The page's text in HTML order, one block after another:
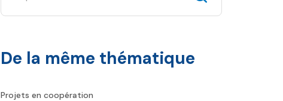
De la même thématique
Projets en coopération